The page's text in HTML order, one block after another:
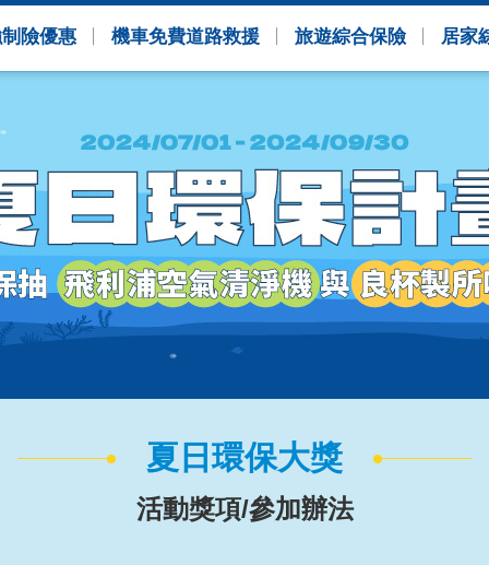
險優惠 機車免費道路救援 旅遊綜合保險 居家
夏日環保大獎
活動獎項/參加辦法